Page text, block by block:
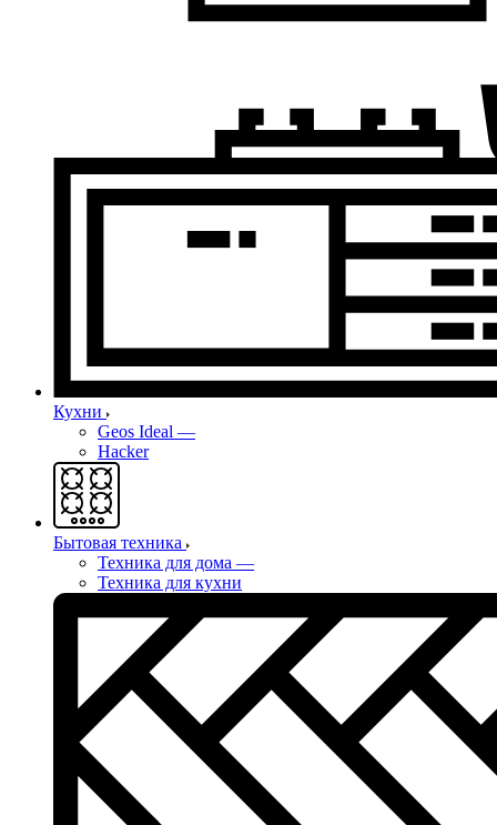
Кухни
Geos Ideal —
Hacker
Бытовая техника
Техника для дома —
Техника для кухни